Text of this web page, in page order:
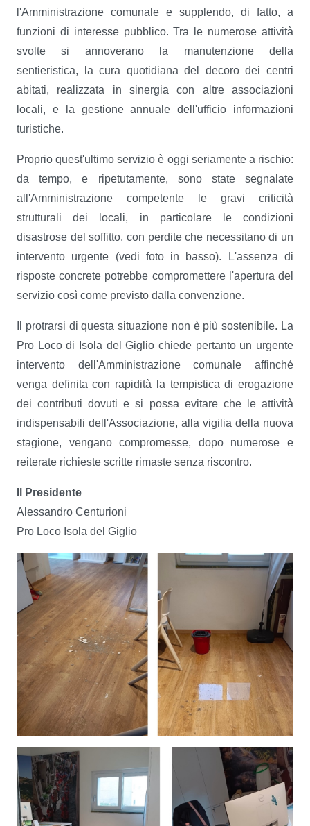
l'Amministrazione comunale e supplendo, di fatto, a
funzioni di interesse pubblico. Tra le numerose attività
svolte si annoverano la manutenzione della
sentieristica, la cura quotidiana del decoro dei centri
abitati, realizzata in sinergia con altre associazioni
locali, e la gestione annuale dell'ufficio informazioni
turistiche.
Proprio quest'ultimo servizio è oggi seriamente a rischio:
da tempo, e ripetutamente, sono state segnalate
all'Amministrazione competente le gravi criticità
strutturali dei locali, in particolare le condizioni
disastrose del soffitto, con perdite che necessitano di un
intervento urgente (vedi foto in basso). L'assenza di
risposte concrete potrebbe compromettere l'apertura del
servizio così come previsto dalla convenzione.
Il protrarsi di questa situazione non è più sostenibile. La
Pro Loco di Isola del Giglio chiede pertanto un urgente
intervento dell'Amministrazione comunale affinché
venga definita con rapidità la tempistica di erogazione
dei contributi dovuti e si possa evitare che le attività
indispensabili dell'Associazione, alla vigilia della nuova
stagione, vengano compromesse, dopo numerose e
reiterate richieste scritte rimaste senza riscontro.
Il Presidente
Alessandro Centurioni
Pro Loco Isola del Giglio